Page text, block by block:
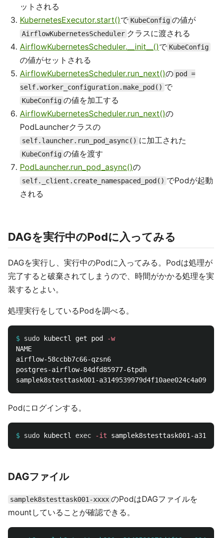
ットされる
KubernetesExecutor.start()で KubeConfig の値が
AirflowKubernetesScheduler クラスに渡される
AirflowKubernetesScheduler.__init__()で KubeConfig
の値がセットされる
AirflowKubernetesScheduler.run_next()の pod =
self.worker_configuration.make_pod() で
KubeConfig の値を加工する
AirflowKubernetesScheduler.run_next()の
PodLauncherクラスの
self.launcher.run_pod_async() に加工された
KubeConfig の値を渡す
PodLauncher.run_pod_async()の
self._client.create_namespaced_pod() でPodが起動
される
DAGを実行中のPodに入ってみる
DAGを実行し、実行中のPodに入ってみる。Podは処理が
完了すると破棄されてしまうので、時間がかかる処理を実
装するとよい。
処理実行をしているPodを調べる。
$ sudo kubectl get pod
-w
NAME
airflow-58ccbb7c66-qzsn6
postgres-airflow-84dfd85977-6tpdh
Podにログインする。
$ sudo kubectl exec -it
DAGファイル
samplek8stesttask001-xxxx のPodはDAGファイルを
mountしていることが確認できる。